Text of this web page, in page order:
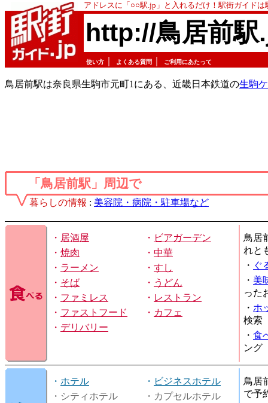
アドレスに「○○駅.jp」と入れるだけ！駅街ガイド
http://鳥居前駅
使い方 よくある質問 ご利用にあたって
鳥居前駅は奈良県生駒市元町1にある、近畿日本鉄道の生駒
「鳥居前駅」周辺で
暮らしの情報 : 美容院・病院・駐車場など
・ 居酒屋 ・ ビアガーデン
・ 焼肉 ・ 中華
・ ラーメン ・ すし
・ そば ・ うどん
・ ファミレス ・ レストラン
・ ファストフード ・ カフェ
・ デリバリー
鳥居
れと
・ ぐ
・ 美
った
・ ホ
検索
・ 食
ング
・ ホテル ・ ビジネスホテル
・シティホテル
・カプセルホテル
鳥居
で予